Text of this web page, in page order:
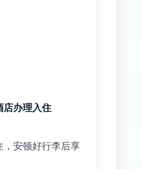
店办理入住
，安顿好行李后享